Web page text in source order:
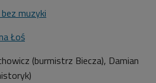
muzyki
Łoś
(burmistrz Biecza), Damian